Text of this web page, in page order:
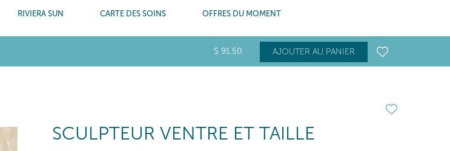
RIVIERA SUN CARTE DES SOINS OFFRES DU MOMENT
$ 91.50 AJOUTER AU PANIER
SCULPTEUR VENTRE ET TAILLE